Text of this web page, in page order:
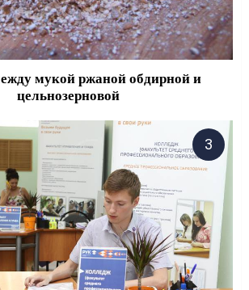
мукой ржаной обдирной и
цельнозерновой